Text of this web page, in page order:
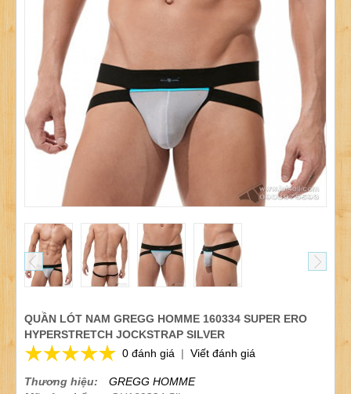
KHUYẾN MÃI
QUẦN LÓT NAM GREGG HOMME 160334 SUPER ERO
HYPERSTRETCH JOCKSTRAP SILVER
0 đánh giá | Viết đánh giá
Thương hiệu:
GREGG HOMME